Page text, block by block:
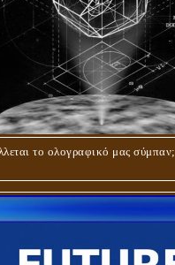
το ολογραφικό μας σύμπαν;
Ή ΣΥΝΑΙΣΘΗΜΑ?